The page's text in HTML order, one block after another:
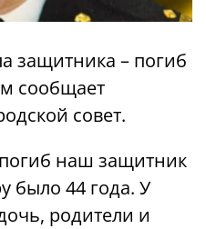
защитника – погиб
сообщает
совет.
наш защитник
было 44 года. У
родители и